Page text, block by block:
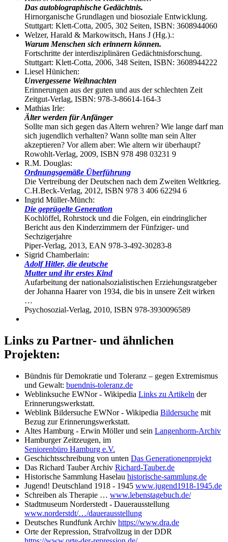
Das autobiographische Gedächtnis.
Hirnorganische Grundlagen und biosoziale Entwicklung.
Stuttgart: Klett-Cotta, 2005, 302 Seiten, ISBN: 3608944060
Welzer, Harald & Markowitsch, Hans J (Hg.).:
Warum Menschen sich erinnern können.
Fortschritte der interdisziplinären Gedächtnisforschung.
Stuttgart: Klett-Cotta, 2006, 348 Seiten, ISBN: 3608944222
Liesel Hünichen:
Unvergessene Weihnachten
Erinnerungen aus der guten und aus der schlechten Zeit
Zeitgut-Verlag, ISBN: 978-3-86614-164-3
Mathias Irle:
Älter werden für Anfänger
Sollte man sich gegen das Altern wehren? Wie lange darf man
sich jugendlich verhalten? Wann sollte man sein Alter
akzeptieren? Vor allem aber: Wie altern wir überhaupt?
Rowohlt-Verlag, 2009, ISBN 978 498 03231 9
R.M. Douglas:
Ordnungsgemäße Überführung
Die Vertreibung der Deutschen nach dem Zweiten Weltkrieg.
C.H.Beck-Verlag, 2012, ISBN 978 3 406 62294 6
Ingrid Müller-Münch:
Die geprügelte Generation
Kochlöffel, Rohrstock und die Folgen, ein eindringlicher
Bericht aus den Kinderzimmern der Fünfziger- und
Sechzigerjahre
Piper-Verlag, 2013, EAN 978-3-492-30283-8
Sigrid Chamberlain:
Adolf Hitler, die deutsche
Mutter und ihr erstes Kind
Aufarbeitung der nationalsozialistischen Erziehungsratgeber
der Johanna Haarer von 1934, die bis in unsere Zeit wirken
…
Psychosozial-Verlag, 2010, ISBN 978-3930096589
Links zu Partner- und ähnlichen
Projekten:
Bündnis für Demokratie und Toleranz – gegen Extremismus
und Gewalt: buendnis-toleranz.de
Weblinksuche EWNor - Wikipedia Links zu Artikeln der
Erinnerungswerkstatt.
Weblink Bildersuche EWNor - Wikipedia Bildersuche mit
Bezug zur Erinnerungswerkstatt.
Altes Hamburg - Erwin Möller und sein Langenhorm-Archiv
Hamburger Zeitzeugen, im
Seniorenbüro Hamburg e.V.
Geschichtsschreibung von unten Das Generationenprojekt
Das Richard Tauber Archiv Richard-Tauber.de
Historische Sammlung Haselau historische-sammlung.de
Jugend! Deutschland 1918 - 1945 www.jugend1918-1945.de
Schreiben als Therapie … www.lebenstagebuch.de/
Stadtmuseum Norderstedt - Dauerausstellung
www.norderstdt/…/dauerausstellung
Deutsches Rundfunk Archiv https://www.dra.de
Orte der Repression, Strafvollzug in der DDR